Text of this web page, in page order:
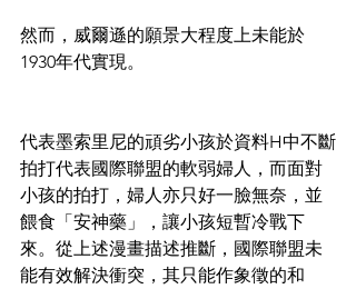
然而，威爾遜的願景大程度上未能於
1930年代實現。
代表墨索里尼的頑劣小孩於資料H中不斷
拍打代表國際聯盟的軟弱婦人，而面對
小孩的拍打，婦人亦只好一臉無奈，並
餵食「安神藥」，讓小孩短暫冷戰下
來。從上述漫畫描述推斷，國際聯盟未
能有效解決衝突，其只能作象徵的和